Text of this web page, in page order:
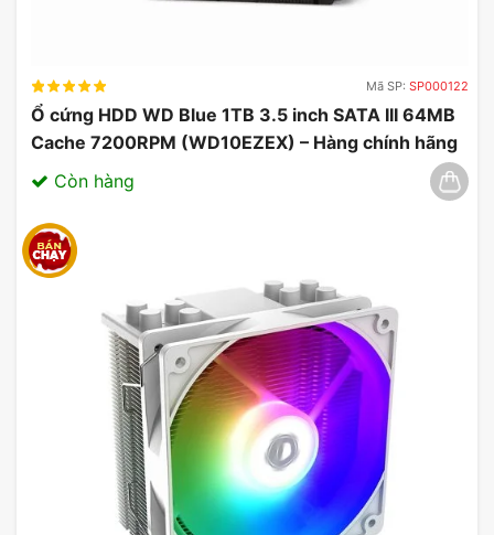
Mã SP: SP000122
Ổ cứng HDD WD Blue 1TB 3.5 inch SATA III 64MB
Cache 7200RPM (WD10EZEX) – Hàng chính hãng
03/2025
Còn hàng